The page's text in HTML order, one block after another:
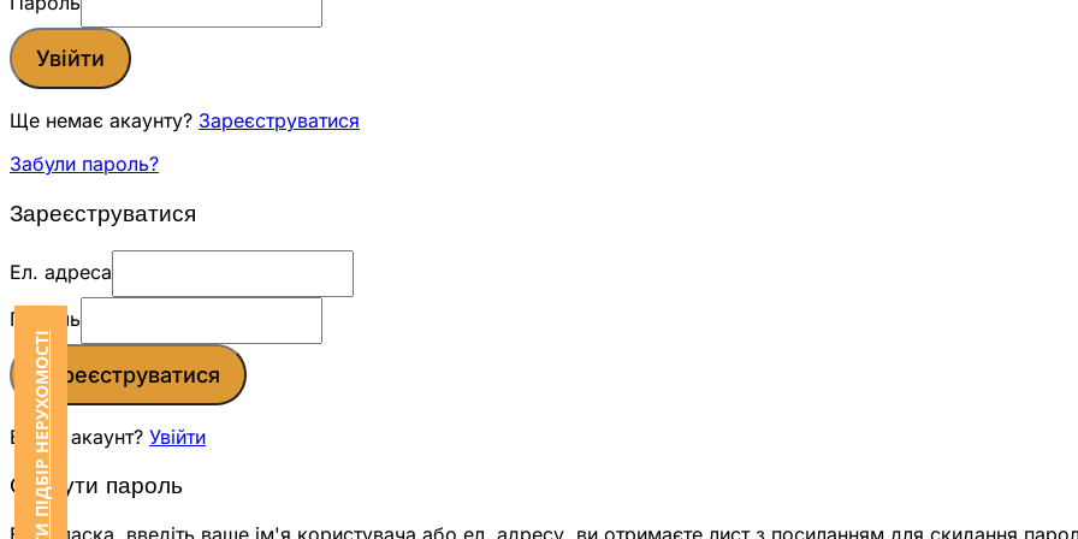
ЗАМОВИТИ ПІДБІР НЕРУХОМОСТІ
Увійти
Ще немає акаунту? Зареєструватися
Забули пароль?
Зареєструватися
Ел. адреса
Пароль
Зареєструватися
Вже є акаунт? Увійти
Скинути пароль
Будь ласка, введіть ваше ім'я користувача або ел. адресу, ви отримаєте лист з посиланням для скидання